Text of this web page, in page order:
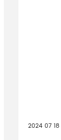
2024 07 18